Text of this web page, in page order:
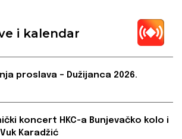
i kalendar
proslava – Dužijanca 2026.
koncert HKC-a Bunjevačko kolo i
Vuk Karadžić